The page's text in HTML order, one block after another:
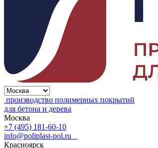
производство полимерных покрытий
для бетона и дерева
Москва
+7 (495) 181-60-10
info@poliplast-pol.ru
Красноярск